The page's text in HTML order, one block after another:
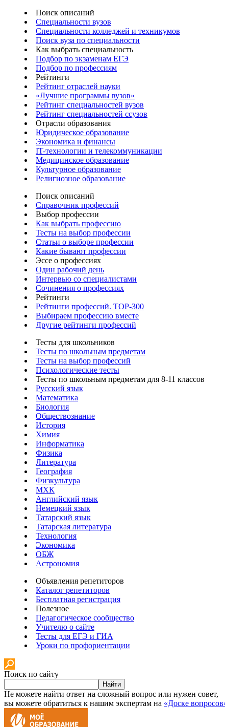
Поиск описаний
Специальности вузов
Специальности колледжей и техникумов
Поиск вуза по специальности
Как выбрать специальность
Подбор по экзаменам ЕГЭ
Подбор по профессиям
Рейтинги
Рейтинг отраслей науки
«Лучшие программы вузов»
Рейтинг специальностей вузов
Рейтинг специальностей ссузов
Отрасли образования
Юридическое образование
Экономика и финансы
IT-технологии и телекоммуникации
Медицинское образование
Культурное образование
Религиозное образование
Поиск описаний
Справочник профессий
Выбор профессии
Как выбрать профессию
Тесты на выбор профессии
Статьи о выборе профессии
Какие бывают профессии
Эссе о профессиях
Один рабочий день
Интервью со специалистами
Сочинения о профессиях
Рейтинги
Рейтинги профессий. TOP-300
Выбираем профессию вместе
Другие рейтинги профессий
Тесты для школьников
Тесты по школьным предметам
Тесты на выбор профессий
Психологические тесты
Тесты по школьным предметам для 8-11 классов
Русский язык
Математика
Биология
Обществознание
История
Химия
Информатика
Физика
Литература
География
Физкультура
МХК
Английский язык
Немецкий язык
Татарский язык
Татарская литература
Технология
Экономика
ОБЖ
Астрономия
Объявления репетиторов
Каталог репетиторов
Бесплатная регистрация
Полезное
Педагогическое сообщество
Учителю о сайте
Тесты для ЕГЭ и ГИА
Уроки по профориентации
Поиск по сайту
Найти
Не можете найти ответ на сложный вопрос или нужен совет,
вы можете обратиться к нашим экспертам на «Доске